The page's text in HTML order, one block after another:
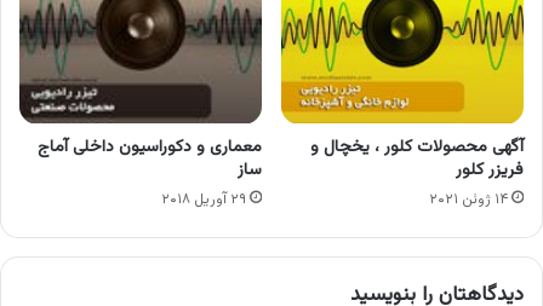
آگهی محصولات کلور ، یخچال و
فریزر کلور
۱۴ ژوئن ۲۰۲۱
معماری و دکوراسیون داخلی آماج
ساز
۲۹ آوریل ۲۰۱۸
دیدگاهتان را بنویسید